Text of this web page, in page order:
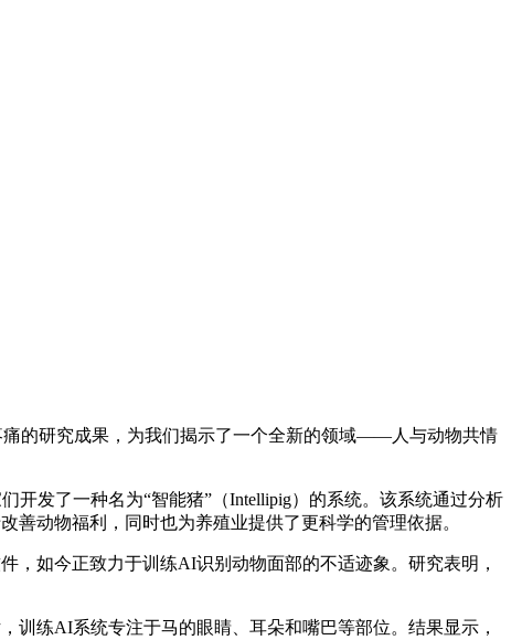
的研究成果，为我们揭示了一个全新的领域——人与动物共情
发了一种名为“智能猪”（Intellipig）的系统。该系统通过分析
动物福利，同时也为养殖业提供了更科学的管理依据。
如今正致力于训练AI识别动物面部的不适迹象。研究表明，
练AI系统专注于马的眼睛、耳朵和嘴巴等部位。结果显示，